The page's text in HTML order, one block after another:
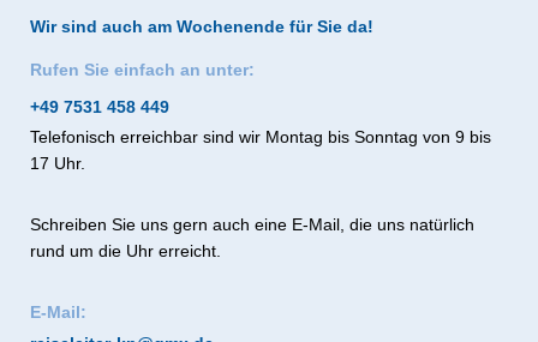
Wir sind auch am Wochenende für Sie da!
Rufen Sie einfach an unter:
+49 7531 458 449
Telefonisch erreichbar sind wir Montag bis Sonntag von 9 bis
17 Uhr.
Schreiben Sie uns gern auch eine E-Mail, die uns natürlich
rund um die Uhr erreicht.
E-Mail: